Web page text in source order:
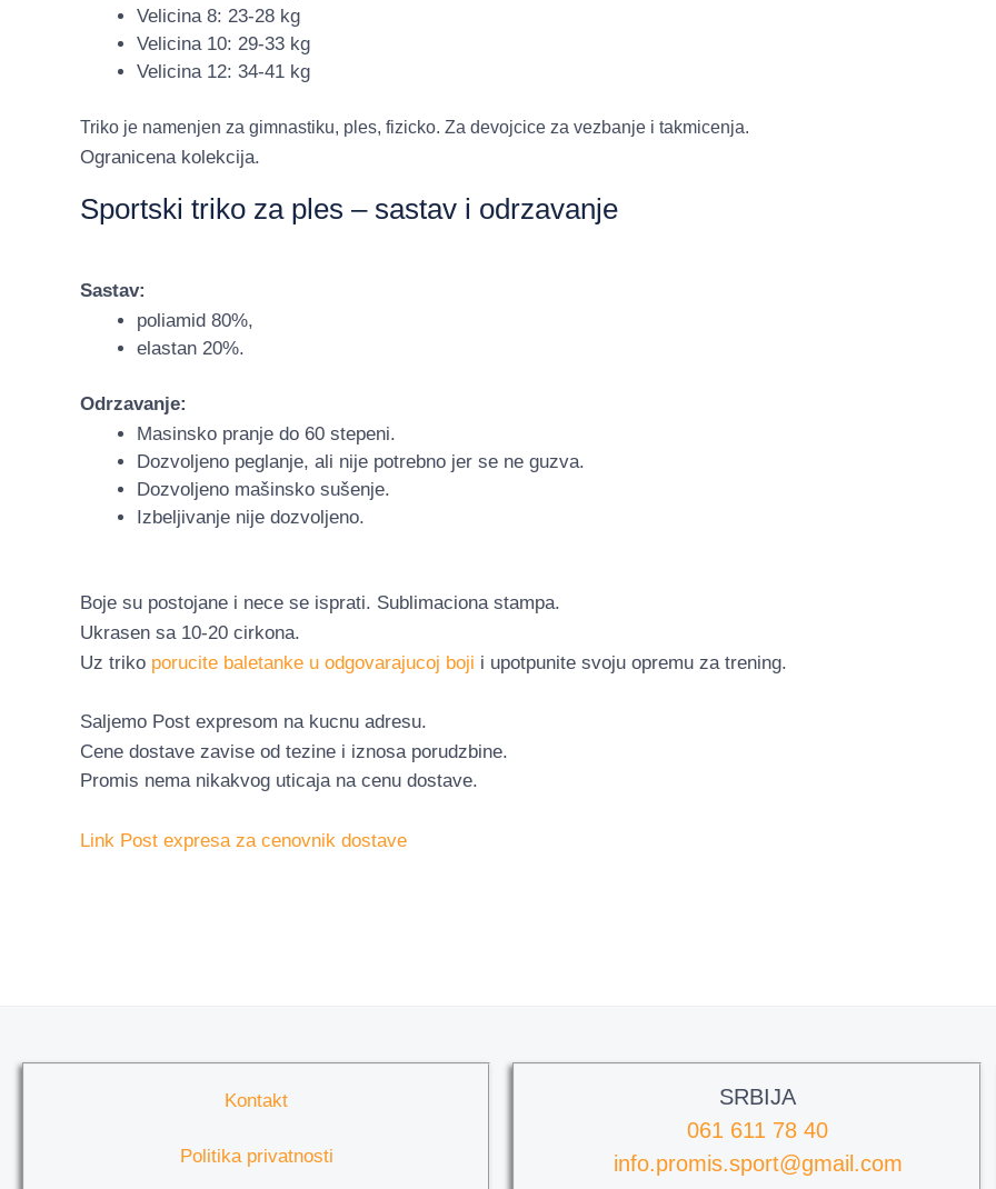
Velicina 8: 23-28 kg
Velicina 10: 29-33 kg
Velicina 12: 34-41 kg
Triko je namenjen za gimnastiku, ples, fizicko. Za devojcice za vezbanje i takmicenja.
Ogranicena kolekcija.
Sportski triko za ples – sastav i odrzavanje
Sastav:
poliamid 80%,
elastan 20%.
Odrzavanje:
Masinsko pranje do 60 stepeni.
Dozvoljeno peglanje, ali nije potrebno jer se ne guzva.
Dozvoljeno mašinsko sušenje.
Izbeljivanje nije dozvoljeno.
Boje su postojane i nece se isprati. Sublimaciona stampa.
Ukrasen sa 10-20 cirkona.
Uz triko porucite baletanke u odgovarajucoj boji i upotpunite svoju opremu za trening.
Saljemo Post expresom na kucnu adresu.
Cene dostave zavise od tezine i iznosa porudzbine.
Promis nema nikakvog uticaja na cenu dostave.
Link Post expresa za cenovnik dostave
Kontakt
Politika privatnosti
SRBIJA
061 611 78 40
info.promis.sport@gmail.com